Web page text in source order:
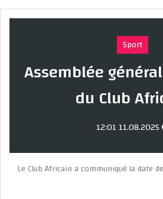
Sport
Assemblée
du Club
Le Club Africain a communiqué la date